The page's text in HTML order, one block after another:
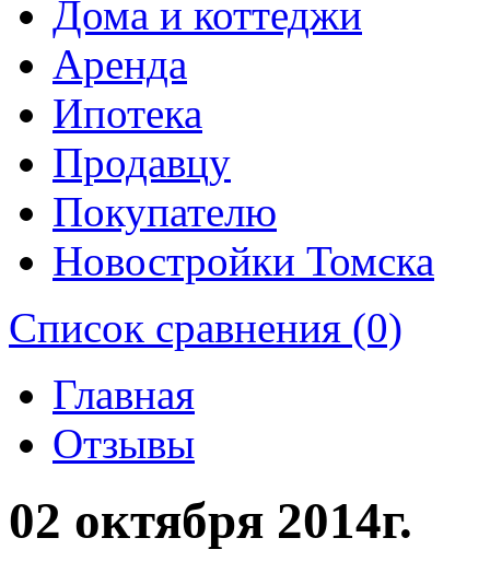
Дома и коттеджи
Аренда
Ипотека
Продавцу
Покупателю
Новостройки Томска
Список сравнения (0)
Главная
Отзывы
02 октября 2014г.